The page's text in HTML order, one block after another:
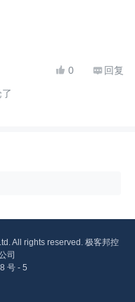
 0  回复
All rights reserved. 极客邦控
司
号 - 5